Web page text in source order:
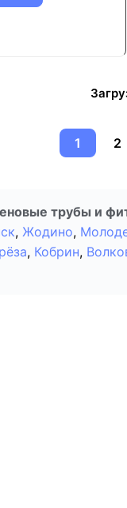
1 2
трубы и
, Жодино,
, Кобрин,